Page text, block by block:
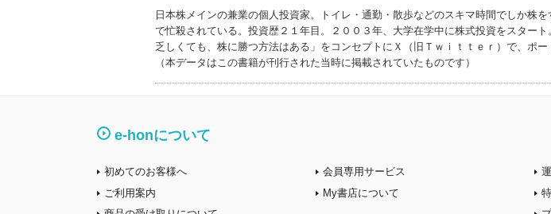
日本株メインの兼業の個人投資家。トイレ・通勤・散歩などのスキマ時間でしか株
で忙殺されている。投資歴２１年目。２００３年、大学在学中に株式投資をスター
乏しくても、株に勝つ方法はある」をコンセプトにＸ（旧Ｔｗｉｔｔｅｒ）で、ポ
（本データはこの書籍が刊行された当時に掲載されていたものです）
e-honについて
初めてのお客様へ
ご利用案内
会員専用サービス
My書店について